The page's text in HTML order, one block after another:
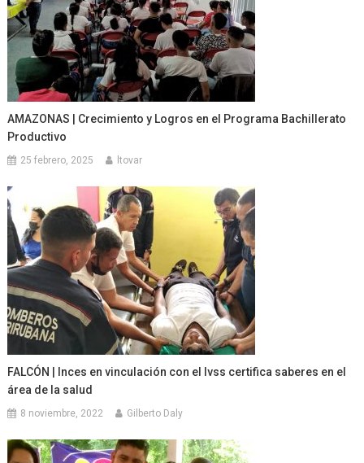
AMAZONAS | Crecimiento y Logros en el Programa Bachillerato
Productivo
25 febrero, 2025 ltovar
FALCÓN | Inces en vinculación con el Ivss certifica saberes en el
área de la salud
8 noviembre, 2022 Gilberto Daly